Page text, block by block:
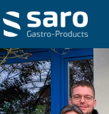
Inhalt
springen